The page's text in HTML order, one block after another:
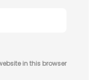
in this browser